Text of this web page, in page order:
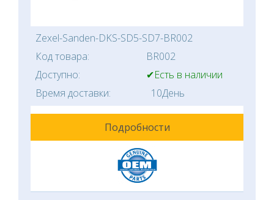
Zexel-Sanden-DKS-SD5-SD7-BR002
Код товара:
BR002
Доступно:
✔Есть в наличии
Время доставки:
10День
Подробности